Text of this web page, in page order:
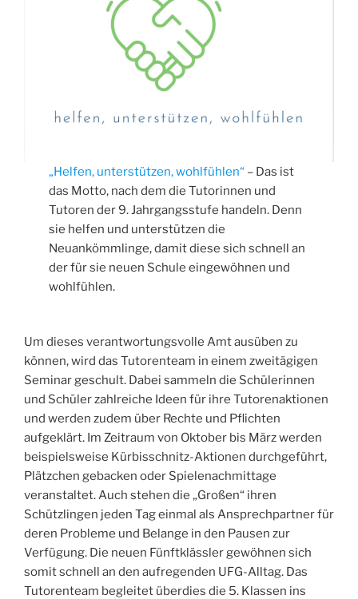
„Helfen, unterstützen, wohlfühlen“ – Das ist
das Motto, nach dem die Tutorinnen und
Tutoren der 9. Jahrgangsstufe handeln. Denn
sie helfen und unterstützen die
Neuankömmlinge, damit diese sich schnell an
der für sie neuen Schule eingewöhnen und
wohlfühlen.
Um dieses verantwortungsvolle Amt ausüben zu
können, wird das Tutorenteam in einem zweitägigen
Seminar geschult. Dabei sammeln die Schülerinnen
und Schüler zahlreiche Ideen für ihre Tutorenaktionen
und werden zudem über Rechte und Pflichten
aufgeklärt. Im Zeitraum von Oktober bis März werden
beispielsweise Kürbisschnitz-Aktionen durchgeführt,
Plätzchen gebacken oder Spielenachmittage
veranstaltet. Auch stehen die „Großen“ ihren
Schützlingen jeden Tag einmal als Ansprechpartner für
deren Probleme und Belange in den Pausen zur
Verfügung. Die neuen Fünftklässler gewöhnen sich
somit schnell an den aufregenden UFG-Alltag. Das
Tutorenteam begleitet überdies die 5. Klassen ins